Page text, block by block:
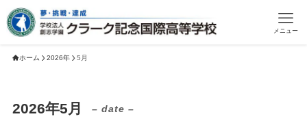
メニュー
ホーム 2026年 5月
2026年5月 – date –